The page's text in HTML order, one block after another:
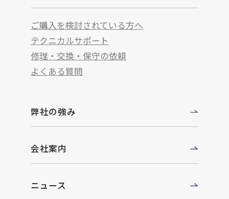
ご購入を検討されている方へ
テクニカルサポート
修理・交換・保守の依頼
よくある質問
弊社の強み
会社案内
ニュース